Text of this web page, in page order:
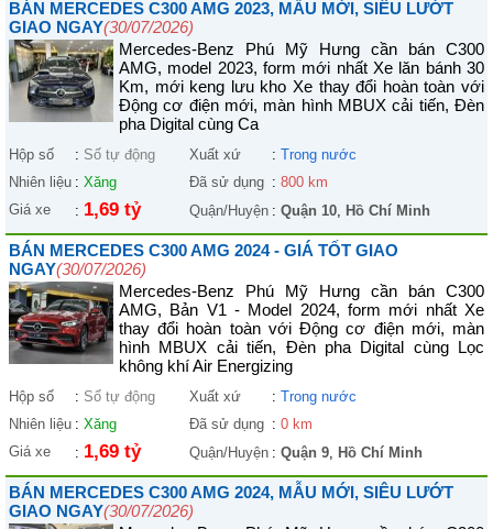
BÁN MERCEDES C300 AMG 2023, MẪU MỚI, SIÊU LƯỚT
GIAO NGAY(30/07/2026)
Mercedes-Benz Phú Mỹ Hưng cần bán C300
AMG, model 2023, form mới nhất Xe lăn bánh 30
Km, mới keng lưu kho Xe thay đổi hoàn toàn với
Động cơ điện mới, màn hình MBUX cải tiến, Đèn
pha Digital cùng Ca
Hộp số : Số tự động Xuất xứ : Trong nước
Nhiên liệu : Xăng Đã sử dụng : 800 km
Giá xe
: 1,69 tỷ Quận/Huyện : Quận 10, Hồ Chí Minh
BÁN MERCEDES C300 AMG 2024 - GIÁ TỐT GIAO
NGAY(30/07/2026)
Mercedes-Benz Phú Mỹ Hưng cần bán C300
AMG, Bản V1 - Model 2024, form mới nhất Xe
thay đổi hoàn toàn với Động cơ điện mới, màn
hình MBUX cải tiến, Đèn pha Digital cùng Lọc
không khí Air Energizing
Hộp số : Số tự động Xuất xứ : Trong nước
Nhiên liệu : Xăng Đã sử dụng : 0 km
Giá xe
: 1,69 tỷ Quận/Huyện : Quận 9, Hồ Chí Minh
BÁN MERCEDES C300 AMG 2024, MẪU MỚI, SIÊU LƯỚT
GIAO NGAY(30/07/2026)